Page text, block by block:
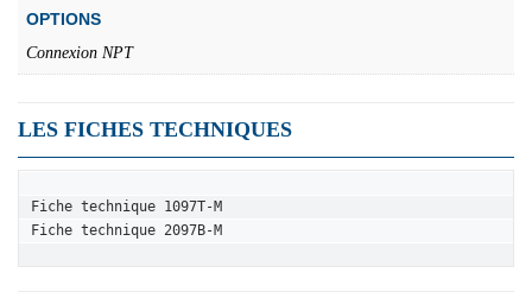
OPTIONS
Connexion NPT
LES FICHES TECHNIQUES
Fiche technique 1097T-M
Fiche technique 2097B-M